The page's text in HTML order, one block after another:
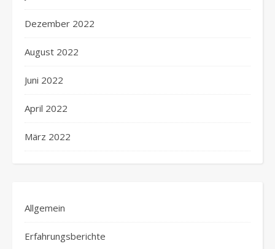
Dezember 2022
August 2022
Juni 2022
April 2022
März 2022
Allgemein
Erfahrungsberichte